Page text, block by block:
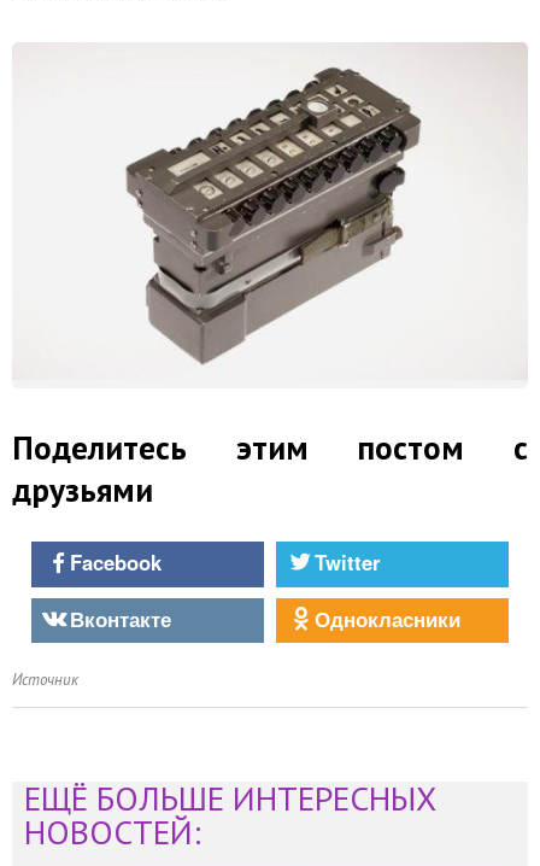
Поделитесь этим постом с
друзьями
Facebook
Twitter
Вконтакте
Однокласники
Источник
ЕЩЁ БОЛЬШЕ ИНТЕРЕСНЫХ
НОВОСТЕЙ: